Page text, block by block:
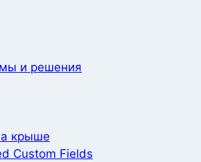
и решения
крыше
Custom Fields